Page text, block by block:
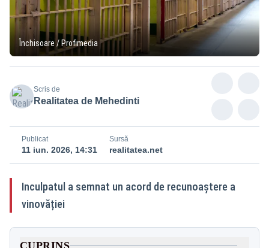
Închisoare / Profimedia
Scris de
Realitatea de Mehedinti
Publicat
11 iun. 2026, 14:31
Sursă
realitatea.net
Inculpatul a semnat un acord de recunoaștere a
vinovăției
CUPRINS